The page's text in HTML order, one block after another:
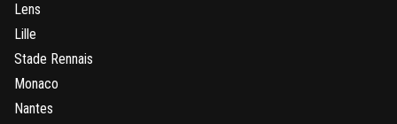
Lens
Lille
Stade Rennais
Monaco
Nantes